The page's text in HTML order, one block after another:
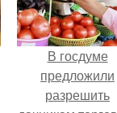
В госдуме
предложили
разрешить